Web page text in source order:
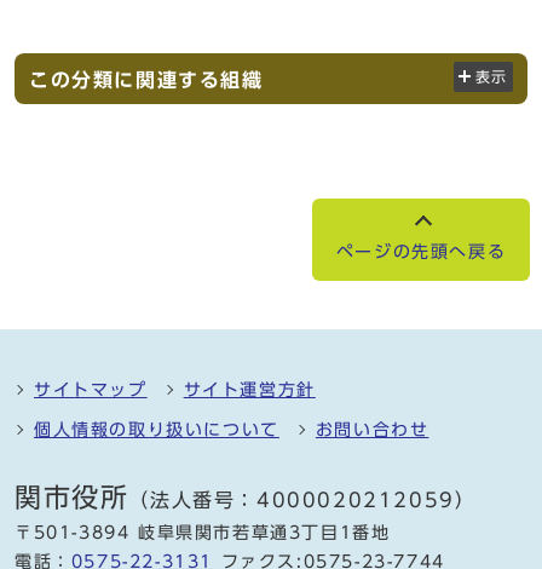
この分類に関連する組織 表示
ページの先頭へ戻る
サイトマップ サイト運営方針
個人情報の取り扱いについて お問い合わせ
関市役所 （法人番号：4000020212059）
〒501-3894 岐阜県関市若草通3丁目1番地
電話： 0575-22-3131
ファクス:0575-23-7744